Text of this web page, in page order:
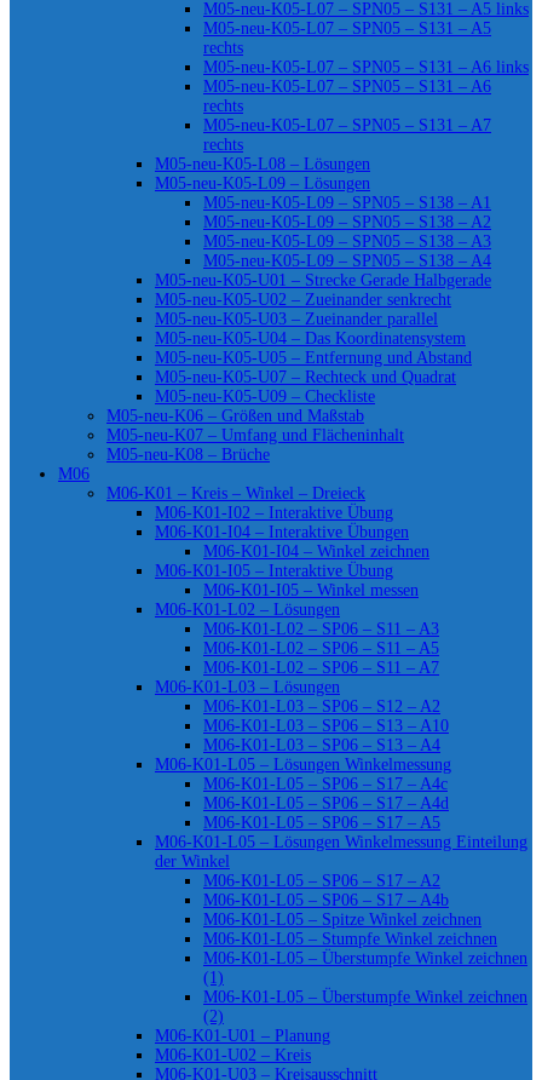
M05-neu-K05-L07 – SPN05 – S131 – A5 links
M05-neu-K05-L07 – SPN05 – S131 – A5
rechts
M05-neu-K05-L07 – SPN05 – S131 – A6 links
M05-neu-K05-L07 – SPN05 – S131 – A6
rechts
M05-neu-K05-L07 – SPN05 – S131 – A7
rechts
M05-neu-K05-L08 – Lösungen
M05-neu-K05-L09 – Lösungen
M05-neu-K05-L09 – SPN05 – S138 – A1
M05-neu-K05-L09 – SPN05 – S138 – A2
M05-neu-K05-L09 – SPN05 – S138 – A3
M05-neu-K05-L09 – SPN05 – S138 – A4
M05-neu-K05-U01 – Strecke Gerade Halbgerade
M05-neu-K05-U02 – Zueinander senkrecht
M05-neu-K05-U03 – Zueinander parallel
M05-neu-K05-U04 – Das Koordinatensystem
M05-neu-K05-U05 – Entfernung und Abstand
M05-neu-K05-U07 – Rechteck und Quadrat
M05-neu-K05-U09 – Checkliste
M05-neu-K06 – Größen und Maßstab
M05-neu-K07 – Umfang und Flächeninhalt
M05-neu-K08 – Brüche
M06
M06-K01 – Kreis – Winkel – Dreieck
M06-K01-I02 – Interaktive Übung
M06-K01-I04 – Interaktive Übungen
M06-K01-I04 – Winkel zeichnen
M06-K01-I05 – Interaktive Übung
M06-K01-I05 – Winkel messen
M06-K01-L02 – Lösungen
M06-K01-L02 – SP06 – S11 – A3
M06-K01-L02 – SP06 – S11 – A5
M06-K01-L02 – SP06 – S11 – A7
M06-K01-L03 – Lösungen
M06-K01-L03 – SP06 – S12 – A2
M06-K01-L03 – SP06 – S13 – A10
M06-K01-L03 – SP06 – S13 – A4
M06-K01-L05 – Lösungen Winkelmessung
M06-K01-L05 – SP06 – S17 – A4c
M06-K01-L05 – SP06 – S17 – A4d
M06-K01-L05 – SP06 – S17 – A5
M06-K01-L05 – Lösungen Winkelmessung Einteilung
der Winkel
M06-K01-L05 – SP06 – S17 – A2
M06-K01-L05 – SP06 – S17 – A4b
M06-K01-L05 – Spitze Winkel zeichnen
M06-K01-L05 – Stumpfe Winkel zeichnen
M06-K01-L05 – Überstumpfe Winkel zeichnen
(1)
M06-K01-L05 – Überstumpfe Winkel zeichnen
(2)
M06-K01-U01 – Planung
M06-K01-U02 – Kreis
M06-K01-U03 – Kreisausschnitt